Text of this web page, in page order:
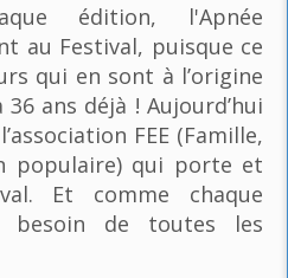
édition, l'Apnée
au Festival, puisque ce
qui en sont à l’origine
ans déjà ! Aujourd’hui
FEE (Famille,
populaire) qui porte et
Et comme chaque
besoin de toutes les